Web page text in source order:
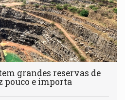
grandes reservas de
pouco e importa